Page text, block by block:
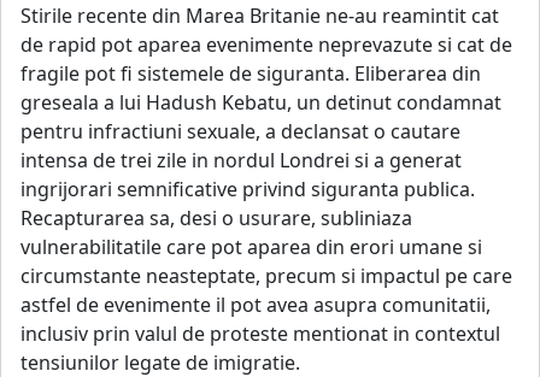
Stirile recente din Marea Britanie ne-au reamintit cat
de rapid pot aparea evenimente neprevazute si cat de
fragile pot fi sistemele de siguranta. Eliberarea din
greseala a lui Hadush Kebatu, un detinut condamnat
pentru infractiuni sexuale, a declansat o cautare
intensa de trei zile in nordul Londrei si a generat
ingrijorari semnificative privind siguranta publica.
Recapturarea sa, desi o usurare, subliniaza
vulnerabilitatile care pot aparea din erori umane si
circumstante neasteptate, precum si impactul pe care
astfel de evenimente il pot avea asupra comunitatii,
inclusiv prin valul de proteste mentionat in contextul
tensiunilor legate de imigratie.